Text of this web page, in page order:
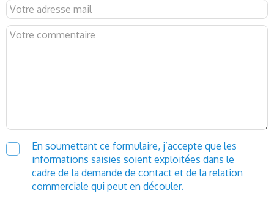
En soumettant ce formulaire, j’accepte que les
informations saisies soient exploitées dans le
cadre de la demande de contact et de la relation
commerciale qui peut en découler.